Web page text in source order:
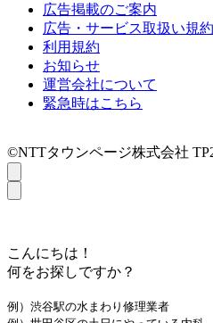
広告掲載のご案内
広告・サービス取扱い規約
利用規約
お知らせ
運営会社について
緊急時はこちら
©NTTタウンページ株式会社
こんにちは！
何をお探しですか？
例）渋谷駅の水まわり修理業者